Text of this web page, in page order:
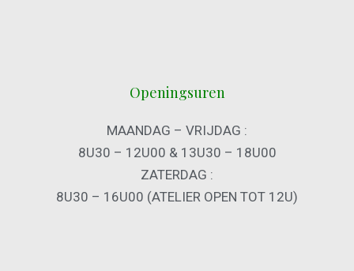
Openingsuren
MAANDAG – VRIJDAG :
8U30 – 12U00 & 13U30 – 18U00
ZATERDAG :
8U30 – 16U00 (ATELIER OPEN TOT 12U)